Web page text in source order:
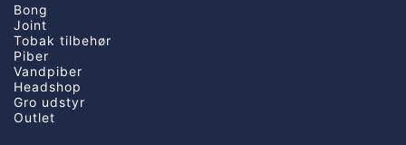
Bong
Joint
Tobak tilbehør
Piber
Vandpiber
Headshop
Gro udstyr
Outlet